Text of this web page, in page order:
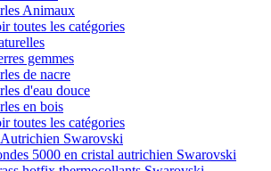
Animaux
toutes les catégories
gemmes
de nacre
d'eau douce
en bois
toutes les catégories
Swarovski
5000 en cristal autrichien Swarovski